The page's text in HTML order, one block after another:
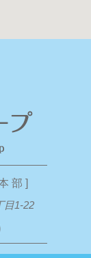
部 ]
目1-22